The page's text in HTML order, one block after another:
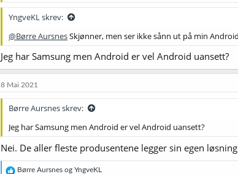
YngveKL skrev:
@Børre AursnesSkjønner, men ser ikke sånn ut på min
Jeg har Samsung men Android er vel Android uansett?
8 Mai 2021
Børre Aursnes skrev:
Jeg har Samsung men Android er vel Android uansett?
Nei. De aller fleste produsentene legger sin egen
R
Børre Aursnes og YngveKL